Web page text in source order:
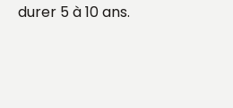
durer 5 à 10 ans.